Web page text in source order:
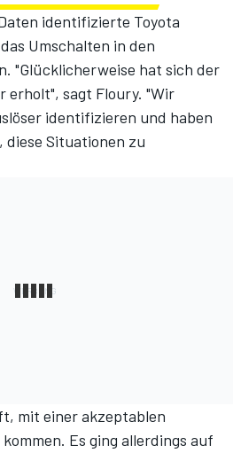
identifizierte Toyota
Umschalten in den
"Glücklicherweise hat sich der
erholt", sagt Floury. "Wir
identifizieren und haben
diese Situationen zu
mit einer akzeptablen
Es ging allerdings auf